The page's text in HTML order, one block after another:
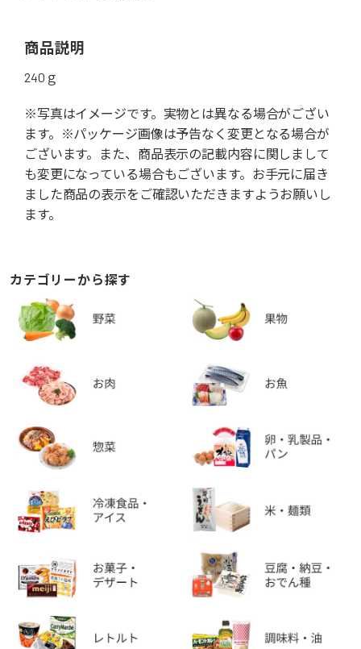
商品説明
240ｇ
※写真はイメージです。実物とは異なる場合がござい
ます。※パッケージ画像は予告なく変更となる場合が
ございます。また、商品表示の記載内容に関しまして
も変更になっている場合もございます。お手元に届き
ました商品の表示をご確認いただきますようお願いし
ます。
カテゴリーから探す